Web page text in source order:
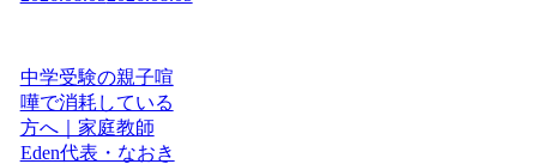
中学受験の親子喧
嘩で消耗している
方へ｜家庭教師
Eden代表・なおき